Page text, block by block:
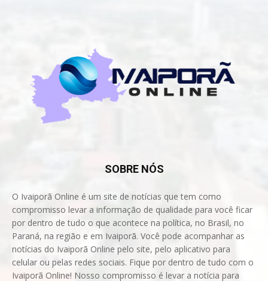
SOBRE NÓS
O Ivaiporã Online é um site de notícias que tem como
compromisso levar a informação de qualidade para você ficar
por dentro de tudo o que acontece na política, no Brasil, no
Paraná, na região e em Ivaiporã. Você pode acompanhar as
notícias do Ivaiporã Online pelo site, pelo aplicativo para
celular ou pelas redes sociais. Fique por dentro de tudo com o
Ivaiporã Online! Nosso compromisso é levar a notícia para